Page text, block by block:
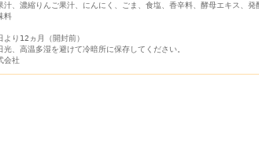
汁、濃縮りんご果汁、にんにく、ごま、食塩、香辛料、酵母エキス、
料
り12ヵ月（開封前）
光、高温多湿を避けて冷暗所に保存してください。
会社